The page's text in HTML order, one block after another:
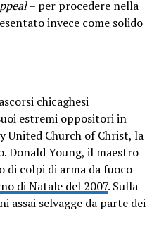
– per procedere nella
invece come solido
chicaghesi
estremi oppositori in
United Church of Christ, la
Donald Young, il maestro
colpi di arma da fuoco
di Natale del 2007. Sulla
assai selvagge da parte dei